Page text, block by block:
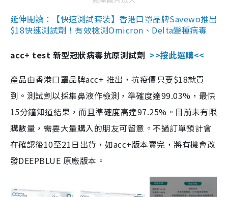
延伸閱讀：【快速測試套裝】香港口罩品牌Savewo推出
$18快速測試劑！有效檢測Omicron、Delta變種病毒
acc+ test 新型冠狀病毒抗原測試劑 >>按此選購<<
產品由香港口罩品牌acc+ 推出，抗疫價只要$18就買
到。測試劑以採集鼻液作檢測，準確度達99.03%，最快
15分鐘知道結果，而且準確度高達97.25%。目前未有限
購數量，需要大量購入的朋友可留意。不過訂單預計會
在確認後10至21日出貨，如acc+版本賣完，將有機會改
發DEEPBLUE 原廠版本。